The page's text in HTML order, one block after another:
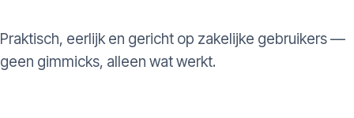
Praktisch, eerlijk en gericht op zakelijke gebruikers —
geen gimmicks, alleen wat werkt.